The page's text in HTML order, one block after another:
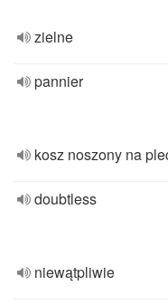
zielne
pannier
kosz noszony na
doubtless
niewątpliwie